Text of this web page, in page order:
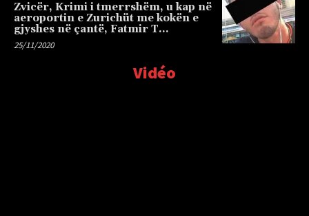
Zvicër, Krimi i tmerrshëm, u kap në
aeroportin e Zurichüt me kokën e
gjyshes në çantë, Fatmir T…
25/11/2020
Vidéo